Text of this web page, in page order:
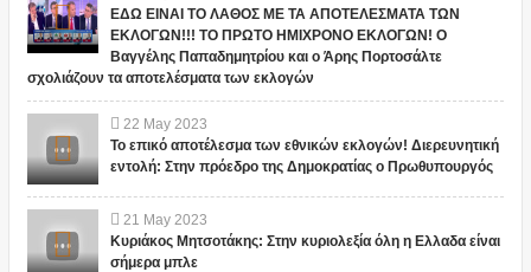
ΕΔΩ ΕΙΝΑΙ ΤΟ ΛΑΘΟΣ ΜΕ ΤΑ ΑΠΟΤΕΛΕΣΜΑΤΑ ΤΩΝ
ΕΚΛΟΓΩΝ!!! ΤΟ ΠΡΩΤΟ ΗΜΙΧΡΟΝΟ ΕΚΛΟΓΩΝ! Ο
Βαγγέλης Παπαδημητρίου και ο Άρης Πορτοσάλτε
σχολιάζουν τα αποτελέσματα των εκλογών
22 May 2023
Το επικό αποτέλεσμα των εθνικών εκλογών! Διερευνητική
εντολή: Στην πρόεδρο της Δημοκρατίας ο Πρωθυπουργός
21 May 2023
Κυριάκος Μητσοτάκης: Στην κυριολεξία όλη η Ελλαδα είναι
σήμερα μπλε